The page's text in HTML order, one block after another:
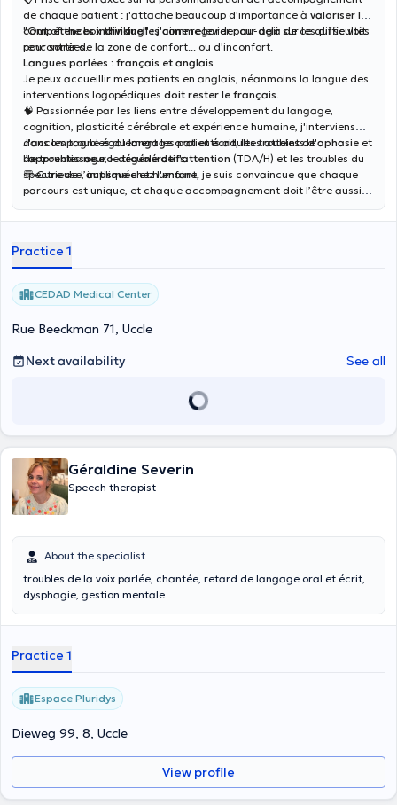
de chaque patient : j'attache beaucoup d'importance à valoriser les
compétences individuellescomme levier pour agir sur les difficultés
rencontrées.
"Out of the box thinking": j'aime regarder au-delà de ce qui se voit
pour sortir de la zone de confort... ou d'inconfort.
Langues parlées : français et anglais
Je peux accueillir mes patients en anglais, néanmoins la langue des
interventions logopédiques doit rester le français.
🧠 Passionnée par les liens entre développement du langage,
cognition, plasticité cérébrale et expérience humaine, j'interviens
dans les troubles dulangage oral et écrit, les troubles de
l’apprentissage, le trouble de l'attention (TDA/H) et les troubles du
spectre de l’autismechez l'enfant.
J'accompagne également les patients adultes atteints d'aphasie et
de troublesneuro-dégénératifs.
💬 Curieuse, impliquée et humaine, je suis convaincue que chaque
parcours est unique, et chaque accompagnement doit l’être aussi
patients.
Practice 1
CEDAD Medical Center
Rue Beeckman 71, Uccle
Next availability
See all
Géraldine Severin
Speech therapist
About the specialist
troubles de la voix parlée, chantée, retard de langage oral et écrit,
dysphagie, gestion mentale
Practice 1
Espace Pluridys
Dieweg 99, 8, Uccle
View profile